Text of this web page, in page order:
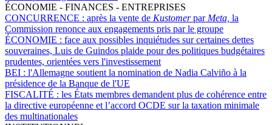
ÉCONOMIE - FINANCES - ENTREPRISES
CONCURRENCE : après la vente de KustomerparMeta, la
Commission renonce aux engagements pris par le groupe
ÉCONOMIE : face aux possibles inquiétudes sur certaines dettes
souveraines, Luis de Guindos plaide pour des politiques budgétaires
prudentes, orientées vers l'investissement
BEI : l'Allemagne soutient la nomination de Nadia Calviño à la
présidence de la Banque de l'UE
FISCALITÉ : les États membres demandent plus de cohérence entre
la directive européenne et l’accord OCDE sur la taxation minimale
des multinationales